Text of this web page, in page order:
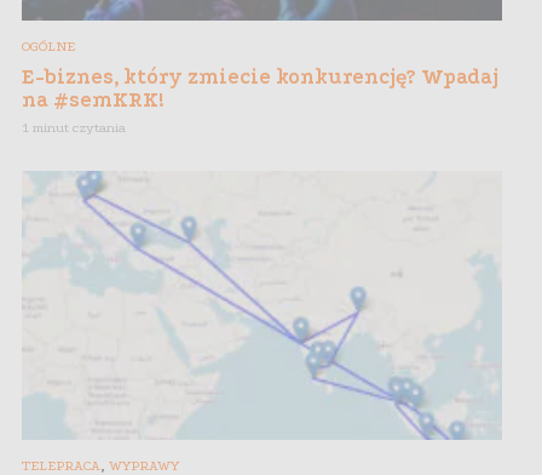
OGÓLNE
E-biznes, który zmiecie konkurencję? Wpadaj
na #semKRK!
1 minut czytania
TELEPRACA, WYPRAWY